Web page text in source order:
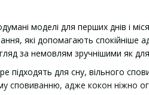
моделі для перших днів і
які допомагають спокійніше
за немовлям зручнішими як для
підходять для сну, вільного
адже кокон ніжно